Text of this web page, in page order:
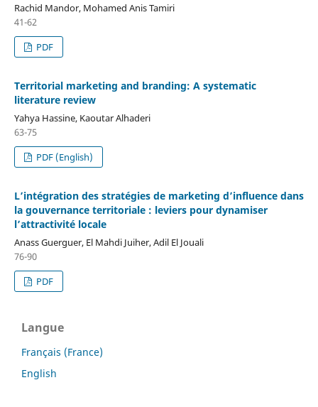
Rachid Mandor, Mohamed Anis Tamiri
41-62
PDF
Territorial marketing and branding: A systematic
literature review
Yahya Hassine, Kaoutar Alhaderi
63-75
PDF (English)
L’intégration des stratégies de marketing d’influence dans
la gouvernance territoriale : leviers pour dynamiser
l’attractivité locale
Anass Guerguer, El Mahdi Juiher, Adil El Jouali
76-90
PDF
Langue
Français (France)
English